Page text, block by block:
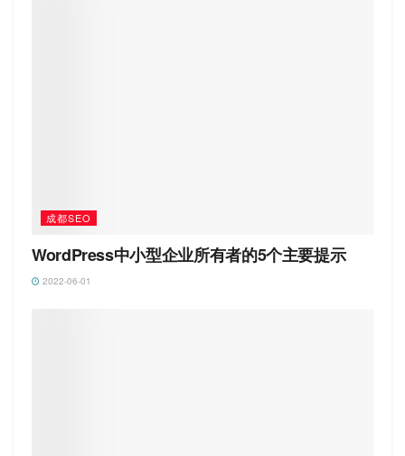
成都SEO
WordPress中小型企业所有者的5个主要提示
2022-06-01